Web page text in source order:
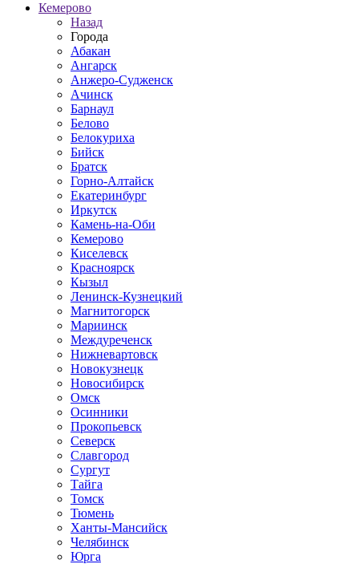
Кемерово
Назад
Города
Абакан
Ангарск
Анжеро-Судженск
Ачинск
Барнаул
Белово
Белокуриха
Бийск
Братск
Горно-Алтайск
Екатеринбург
Иркутск
Камень-на-Оби
Кемерово
Киселевск
Красноярск
Кызыл
Ленинск-Кузнецкий
Магнитогорск
Мариинск
Междуреченск
Нижневартовск
Новокузнецк
Новосибирск
Омск
Осинники
Прокопьевск
Северск
Славгород
Сургут
Тайга
Томск
Тюмень
Ханты-Мансийск
Челябинск
Юрга